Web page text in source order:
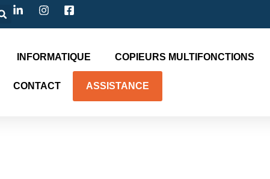
INFORMATIQUE COPIEURS MULTIFONCTIONS
CONTACT ASSISTANCE